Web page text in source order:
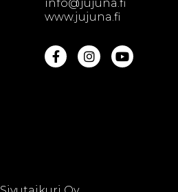
info@jujuna.fi
www.jujuna.fi